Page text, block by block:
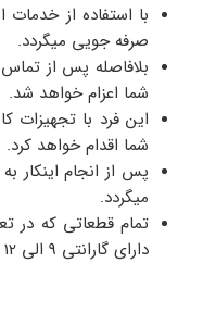
صرفه جویی میگردد.
بلافاصله پس از
شما اعزام خواهد شد.
این فرد با تجهیزات
شما اقدام خواهد کرد.
پس از انجام اینکار
میگردد.
تمام قطعاتی که در
دارای گارانتی 9 الی 12 ماهه هستند.